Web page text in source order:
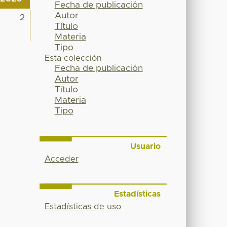
2
Fecha de publicación
Autor
Título
Materia
Tipo
Esta colección
Fecha de publicación
Autor
Título
Materia
Tipo
Usuario
Acceder
Estadísticas
Estadísticas de uso